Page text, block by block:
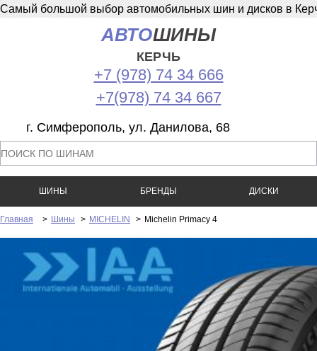
Самый большой выбор автомобильных шин и дисков в
АВТОШИНЫ
КЕРЧЬ
+7 (978) 74 34 666
+7(978) 74 34 667
г. Симферополь, ул. Данилова, 68
ШИНЫ БРЕНДЫ ДИСКИ
Главная > Шины > MICHELIN > Michelin Primacy 4